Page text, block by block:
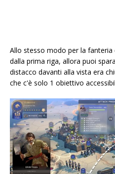
Allo stesso modo per la fanteria
dalla prima riga, allora puoi
distacco davanti alla vista era
che c'è solo 1 obiettivo